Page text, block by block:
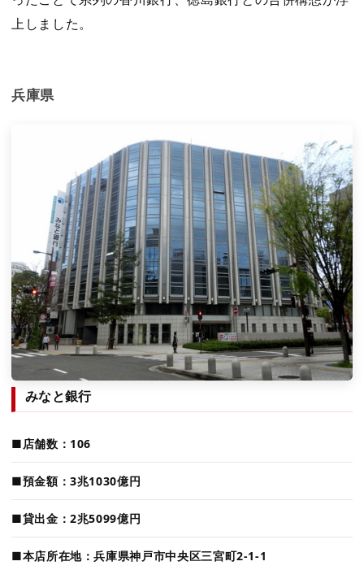
上しました。
兵庫県
みなと銀行
■店舗数：106
■預金額：3兆1030億円
■貸出金：2兆5099億円
■本店所在地：兵庫県神戸市中央区三宮町2-1-1